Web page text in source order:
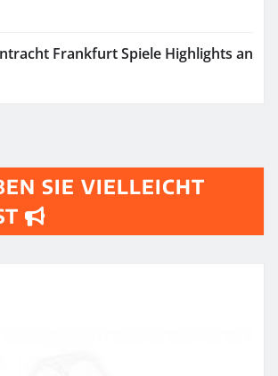
Frankfurt Spiele Highlights an
SIE VIELLEICHT